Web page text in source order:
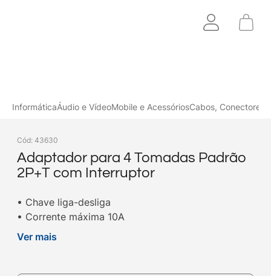
InformáticaÁudio e VídeoMobile e AcessóriosCabos, Conectores
Cód: 43630
Adaptador para 4 Tomadas Padrão
2P+T com Interruptor
• Chave liga-desliga
• Corrente máxima 10A
• Padrão 2P + T
Ver mais